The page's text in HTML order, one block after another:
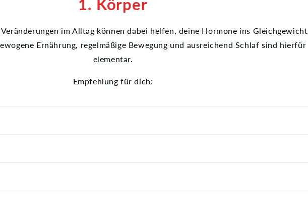
im Alltag können dabei helfen, deine Hormone ins Gleichgewicht
Ernährung, regelmäßige Bewegung und ausreichend Schlaf sind hierfür
elementar.
Empfehlung für dich: